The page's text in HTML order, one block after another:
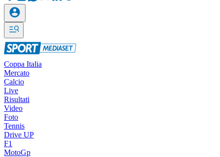
Coppa Italia
Mercato
Calcio
Live
Risultati
Video
Foto
Tennis
Drive UP
F1
MotoGp